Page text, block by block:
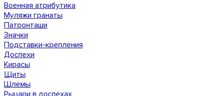
Военная атрибутика
Муляжи гранаты
Патронташи
Значки
Подставки-крепления
Доспехи
Кирасы
Щиты
Шлемы
Рыцари в доспехах